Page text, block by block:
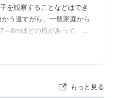
を観察することなどはでき
う道すがら、一般家庭から
～8mほどの桜があって、そ
いしかなく、とても寒くて
った。 温かくなったらまた
もっと見る